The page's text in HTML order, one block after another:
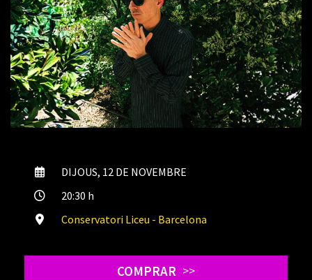
DIJOUS, 12 DE NOVEMBRE
20:30 h
Conservatori Liceu - Barcelona
COMPRAR >>